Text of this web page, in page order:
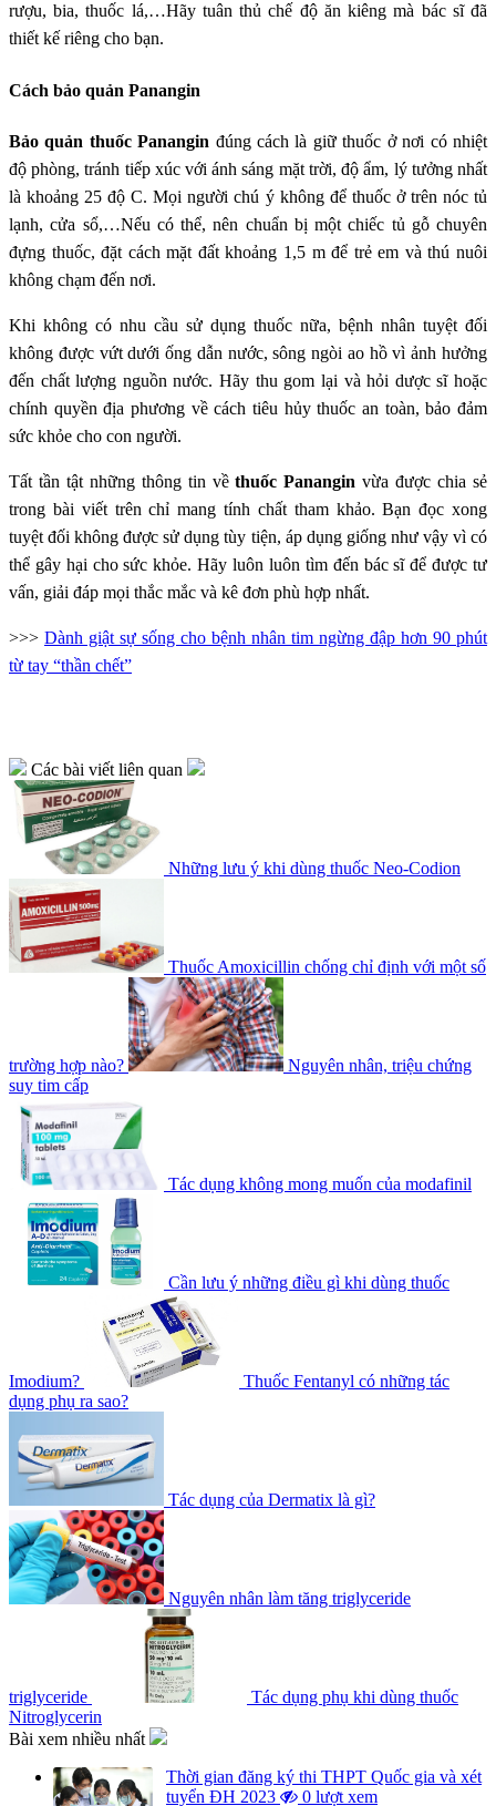
rượu, bia, thuốc lá,…Hãy tuân thủ chế độ ăn kiêng mà bác sĩ đã
thiết kế riêng cho bạn.
Cách bảo quản Panangin
Bảo quản thuốc Panangin đúng cách là giữ thuốc ở nơi có nhiệt
độ phòng, tránh tiếp xúc với ánh sáng mặt trời, độ ẩm, lý tưởng nhất
là khoảng 25 độ C. Mọi người chú ý không để thuốc ở trên nóc tủ
lạnh, cửa sổ,…Nếu có thể, nên chuẩn bị một chiếc tủ gỗ chuyên
đựng thuốc, đặt cách mặt đất khoảng 1,5 m để trẻ em và thú nuôi
không chạm đến nơi.
Khi không có nhu cầu sử dụng thuốc nữa, bệnh nhân tuyệt đối
không được vứt dưới ống dẫn nước, sông ngòi ao hồ vì ảnh hưởng
đến chất lượng nguồn nước. Hãy thu gom lại và hỏi dược sĩ hoặc
chính quyền địa phương về cách tiêu hủy thuốc an toàn, bảo đảm
sức khỏe cho con người.
Tất tần tật những thông tin vềthuốc Panangin vừa được chia sẻ
trong bài viết trên chỉ mang tính chất tham khảo. Bạn đọc xong
tuyệt đối không được sử dụng tùy tiện, áp dụng giống như vậy vì có
thể gây hại cho sức khỏe. Hãy luôn luôn tìm đến bác sĩ để được tư
vấn, giải đáp mọi thắc mắc và kê đơn phù hợp nhất.
>>> Dành giật sự sống cho bệnh nhân tim ngừng đập hơn 90 phút
từ tay “thần chết”
Các bài viết liên quan
Những lưu ý khi dùng thuốc Neo-Codion
Thuốc Amoxicillin chống chỉ định với một số
trường hợp nào?
Nguyên nhân, triệu chứng
suy tim cấp
Tác dụng không mong muốn của modafinil
Cần lưu ý những điều gì khi dùng thuốc
Imodium?
Thuốc Fentanyl có những tác
dụng phụ ra sao?
Tác dụng của Dermatix là gì?
Nguyên nhân làm tăng triglyceride
triglyceride
Tác dụng phụ khi dùng thuốc
Nitroglycerin
Bài xem nhiều nhất
Thời gian đăng ký thi THPT Quốc gia và xét
tuyển ĐH 2023
0 lượt xem